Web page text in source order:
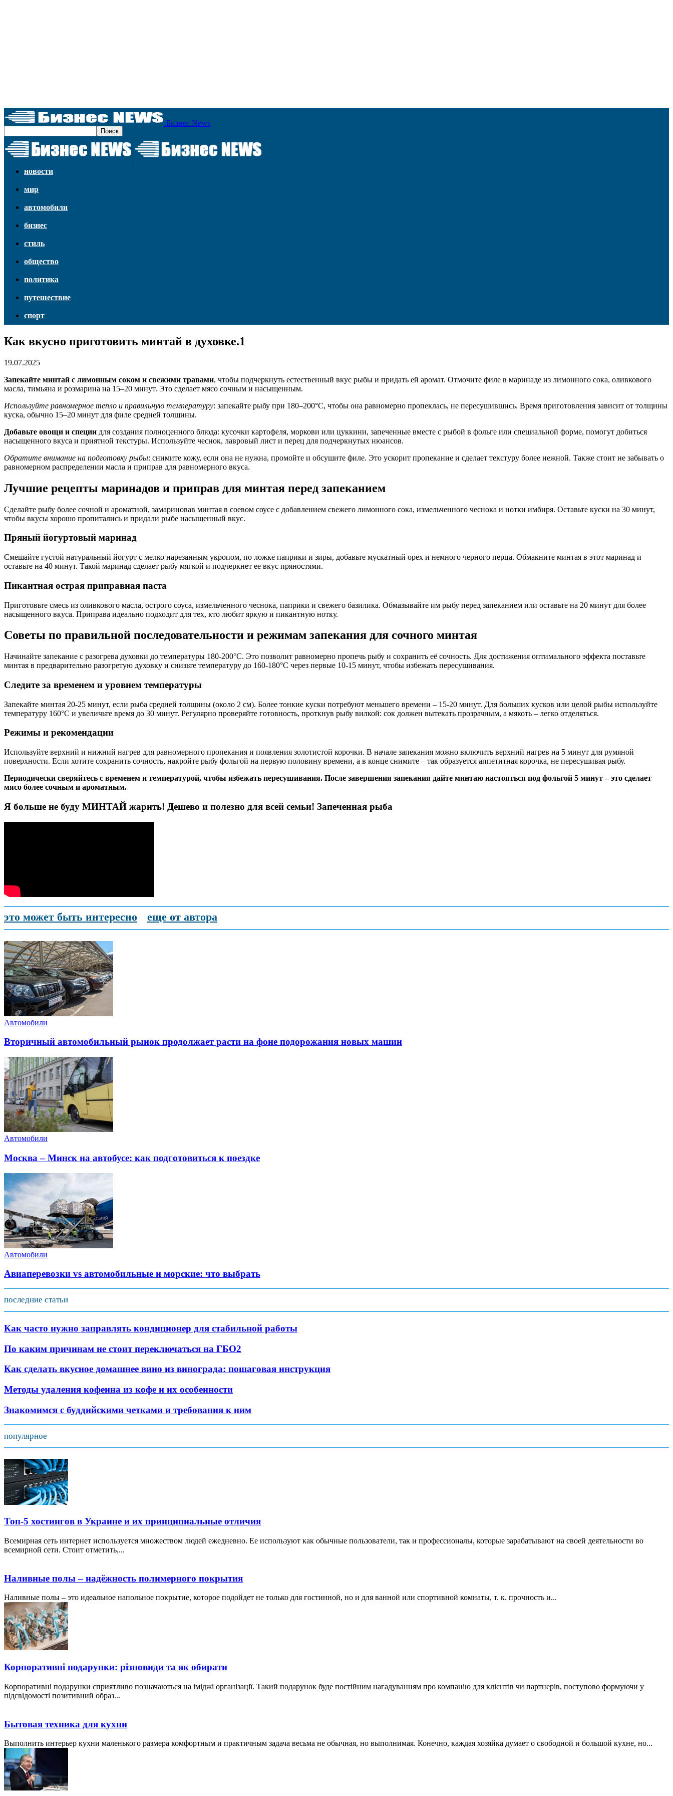
Бизнес News
новости
мир
автомобили
бизнес
стиль
общество
политика
путешествие
спорт
Как вкусно приготовить минтай в духовке.1
19.07.2025
Запекайте минтай с лимонным соком и свежими травами, чтобы подчеркнуть естественный вкус рыбы и придать ей аромат. Отмочите филе в маринаде из лимонного сока, оливкового
масла, тимьяна и розмарина на 15–20 минут. Это сделает мясо сочным и насыщенным.
Используйте равномерное тепло и правильную температуру: запекайте рыбу при 180–200°C, чтобы она равномерно пропеклась, не пересушившись. Время приготовления зависит от толщины
куска, обычно 15–20 минут для филе средней толщины.
Добавьте овощи и специи для создания полноценного блюда: кусочки картофеля, моркови или цуккини, запеченные вместе с рыбой в фольге или специальной форме, помогут добиться
насыщенного вкуса и приятной текстуры. Используйте чеснок, лавровый лист и перец для подчеркнутых нюансов.
Обратите внимание на подготовку рыбы: снимите кожу, если она не нужна, промойте и обсушите филе. Это ускорит пропекание и сделает текстуру более нежной. Также стоит не забывать о
равномерном распределении масла и приправ для равномерного вкуса.
Лучшие рецепты маринадов и приправ для минтая перед запеканием
Сделайте рыбу более сочной и ароматной, замариновав минтая в соевом соусе с добавлением свежего лимонного сока, измельченного чеснока и нотки имбиря. Оставьте куски на 30 минут,
чтобы вкусы хорошо пропитались и придали рыбе насыщенный вкус.
Пряный йогуртовый маринад
Смешайте густой натуральный йогурт с мелко нарезанным укропом, по ложке паприки и зиры, добавьте мускатный орех и немного черного перца. Обмакните минтая в этот маринад и
оставьте на 40 минут. Такой маринад сделает рыбу мягкой и подчеркнет ее вкус пряностями.
Пикантная острая приправная паста
Приготовьте смесь из оливкового масла, острого соуса, измельченного чеснока, паприки и свежего базилика. Обмазывайте им рыбу перед запеканием или оставьте на 20 минут для более
насыщенного вкуса. Приправа идеально подходит для тех, кто любит яркую и пикантную нотку.
Советы по правильной последовательности и режимам запекания для сочного минтая
Начинайте запекание с разогрева духовки до температуры 180-200°C. Это позволит равномерно пропечь рыбу и сохранить её сочность. Для достижения оптимального эффекта поставьте
минтая в предварительно разогретую духовку и снизьте температуру до 160-180°C через первые 10-15 минут, чтобы избежать пересушивания.
Следите за временем и уровнем температуры
Запекайте минтая 20-25 минут, если рыба средней толщины (около 2 см). Более тонкие куски потребуют меньшего времени – 15-20 минут. Для больших кусков или целой рыбы используйте
температуру 160°C и увеличьте время до 30 минут. Регулярно проверяйте готовность, проткнув рыбу вилкой: сок должен вытекать прозрачным, а мякоть – легко отделяться.
Режимы и рекомендации
Используйте верхний и нижний нагрев для равномерного пропекания и появления золотистой корочки. В начале запекания можно включить верхний нагрев на 5 минут для румяной
поверхности. Если хотите сохранить сочность, накройте рыбу фольгой на первую половину времени, а в конце снимите – так образуется аппетитная корочка, не пересушивая рыбу.
Периодически сверяйтесь с временем и температурой, чтобы избежать пересушивания. После завершения запекания дайте минтаю настояться под фольгой 5 минут – это сделает
мясо более сочным и ароматным.
Я больше не буду МИНТАЙ жарить! Дешево и полезно для всей семьи! Запеченная рыба
это может быть интересно еще от автора
Автомобили
Вторичный автомобильный рынок продолжает расти на фоне подорожания новых машин
Автомобили
Москва – Минск на автобусе: как подготовиться к поездке
Автомобили
Авиаперевозки vs автомобильные и морские: что выбрать
последние статьи
Как часто нужно заправлять кондиционер для стабильной работы
По каким причинам не стоит переключаться на ГБО2
Как сделать вкусное домашнее вино из винограда: пошаговая инструкция
Методы удаления кофеина из кофе и их особенности
Знакомимся с буддийскими четками и требования к ним
популярное
Топ-5 хостингов в Украине и их принципиальные отличия
Всемирная сеть интернет используется множеством людей ежедневно. Ее используют как обычные пользователи, так и профессионалы, которые зарабатывают на своей деятельности во
всемирной сети. Стоит отметить,...
Наливные полы – надёжность полимерного покрытия
Наливные полы – это идеальное напольное покрытие, которое подойдет не только для гостинной, но и для ванной или спортивной комнаты, т. к. прочность и...
Корпоративні подарунки: різновиди та як обирати
Корпоративні подарунки сприятливо позначаються на іміджі організації. Такий подарунок буде постійним нагадуванням про компанію для клієнтів чи партнерів, поступово формуючи у
підсвідомості позитивний образ...
Бытовая техника для кухни
Выполнить интерьер кухни маленького размера комфортным и практичным задача весьма не обычная, но выполнимая. Конечно, каждая хозяйка думает о свободной и большой кухне, но...